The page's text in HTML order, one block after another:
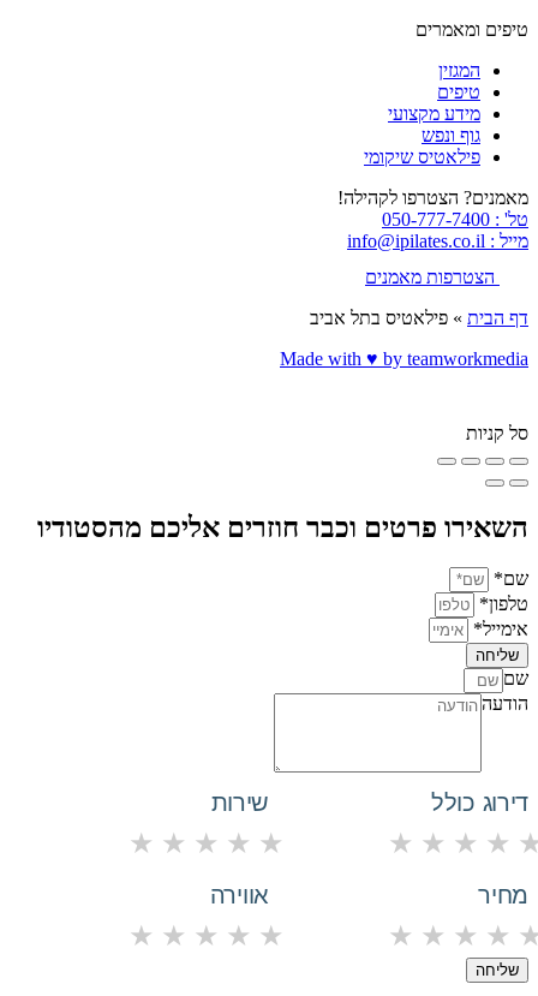
טיפים ומאמרים
המגזין
טיפים
מידע מקצועי
גוף ונפש
פילאטיס שיקומי
מאמנים? הצטרפו לקהילה!
טל' : 050-777-7400
מייל : info@ipilates.co.il
הצטרפות מאמנים
דף הבית » פילאטיס בתל אביב
Made with ♥️ by teamworkmedia
סל קניות
השאירו פרטים וכבר חוזרים אליכם מהסטודיו
שם*
טלפון*
אימייל*
שליחה
שם
הודעה
דירוג כולל
★ ★ ★ ★
שירות
★ ★ ★ ★ ★
מחיר
★ ★ ★ ★
אווירה
★ ★ ★ ★ ★
שליחה